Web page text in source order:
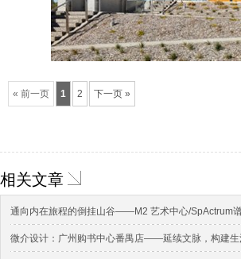
« 前一页 1 2 下一页 »
相关文章
通向内在旅程的倒挂山谷——M2 艺术中心/SpActrum
微介设计：广州购书中心番禺店——延续文脉，构建生